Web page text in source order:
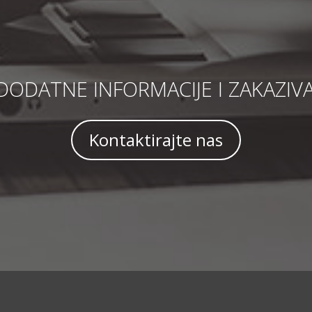
INFORMACIJE I
Kontaktirajte nas